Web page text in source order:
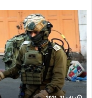
العدو
الإسرائيلي
اعتقل
543
طفلا
فلسطينيا
خلال
2020